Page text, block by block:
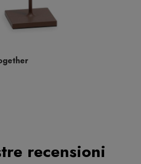
recensioni